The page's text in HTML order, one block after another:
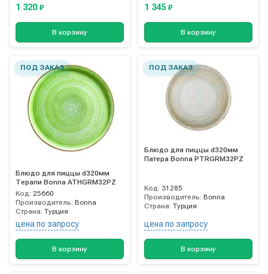
1 320 ₽
В корзину
1 345 ₽
В корзину
ПОД ЗАКАЗ
Блюдо для пиццы d320мм
Терапи Bonna ATHGRM32PZ
Код: 25660
Производитель: Bonna
Страна: Турция
цена по запросу
В корзину
ПОД ЗАКАЗ
Блюдо для пиццы d320мм
Патера Bonna PTRGRM32PZ
Код: 31285
Производитель: Bonna
Страна: Турция
цена по запросу
В корзину